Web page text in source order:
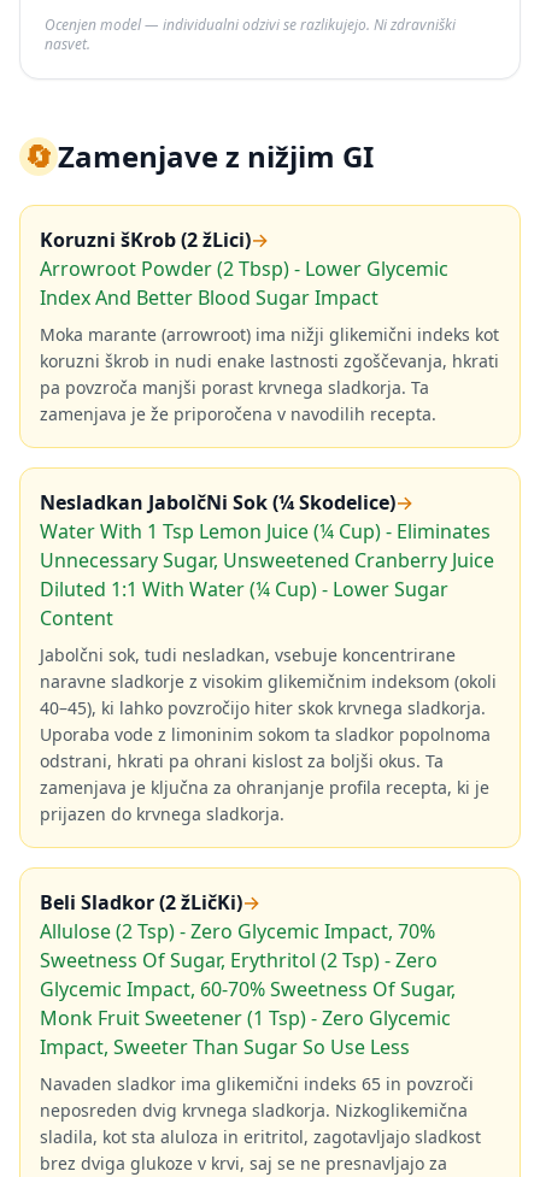
Ocenjen model — individualni odzivi se razlikujejo. Ni zdravniški
nasvet.
🔄Zamenjave z nižjim GI
Koruzni šKrob (2 žLici)→
Arrowroot Powder (2 Tbsp) - Lower Glycemic
Index And Better Blood Sugar Impact
Moka marante (arrowroot) ima nižji glikemični indeks kot
koruzni škrob in nudi enake lastnosti zgoščevanja, hkrati
pa povzroča manjši porast krvnega sladkorja. Ta
zamenjava je že priporočena v navodilih recepta.
Nesladkan JabolčNi Sok (¼ Skodelice)→
Water With 1 Tsp Lemon Juice (¼ Cup) - Eliminates
Unnecessary Sugar, Unsweetened Cranberry Juice
Diluted 1:1 With Water (¼ Cup) - Lower Sugar
Content
Jabolčni sok, tudi nesladkan, vsebuje koncentrirane
naravne sladkorje z visokim glikemičnim indeksom (okoli
40–45), ki lahko povzročijo hiter skok krvnega sladkorja.
Uporaba vode z limoninim sokom ta sladkor popolnoma
odstrani, hkrati pa ohrani kislost za boljši okus. Ta
zamenjava je ključna za ohranjanje profila recepta, ki je
prijazen do krvnega sladkorja.
Beli Sladkor (2 žLičKi)→
Allulose (2 Tsp) - Zero Glycemic Impact, 70%
Sweetness Of Sugar, Erythritol (2 Tsp) - Zero
Glycemic Impact, 60-70% Sweetness Of Sugar,
Monk Fruit Sweetener (1 Tsp) - Zero Glycemic
Impact, Sweeter Than Sugar So Use Less
Navaden sladkor ima glikemični indeks 65 in povzroči
neposreden dvig krvnega sladkorja. Nizkoglikemična
sladila, kot sta aluloza in eritritol, zagotavljajo sladkost
brez dviga glukoze v krvi, saj se ne presnavljajo za